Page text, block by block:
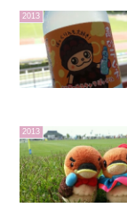
2013
2013